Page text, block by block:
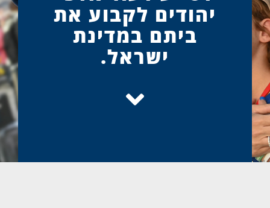
יהודים לקבוע את
ביתם במדינת
ישראל.